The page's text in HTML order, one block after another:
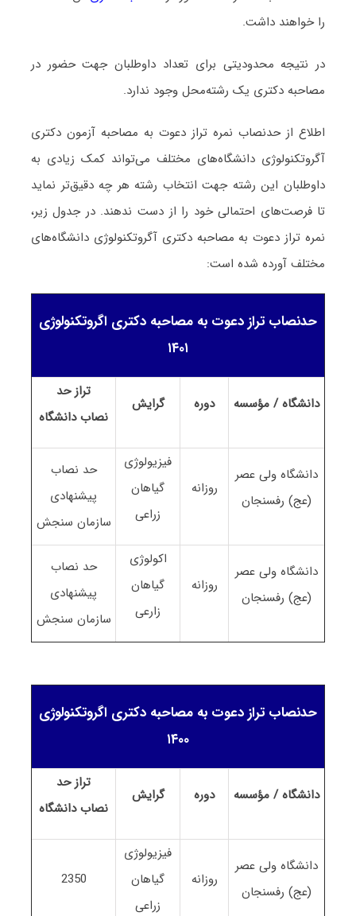
را خواهند داشت.
در نتیجه محدودیتی برای تعداد داوطلبان جهت حضور در
مصاحبه دکتری یک رشته‌محل وجود ندارد.
اطلاع از حدنصاب نمره تراز دعوت به مصاحبه آزمون دکتری
آگروتکنولوژی دانشگاه‌های مختلف می‌تواند کمک زیادی به
داوطلبان این رشته جهت انتخاب رشته هر چه دقیق‌تر نماید
تا فرصت‌های احتمالی خود را از دست ندهند. در جدول زیر،
نمره تراز دعوت به مصاحبه دکتری آگروتکنولوژی دانشگاه‌های
مختلف آورده شده است:
حدنصاب تراز دعوت به مصاحبه دکتری اگروتکنولوژی
۱۴۰۱
دانشگاه / مؤسسه دوره گرایش
تراز حد
نصاب دانشگاه
دانشگاه ولی عصر
(عج) رفسنجان
روزانه
فیزیولوژی
گیاهان
زراعی
حد نصاب
پیشنهادی
سازمان سنجش
دانشگاه ولی عصر
(عج) رفسنجان
روزانه
اکولوژی
گیاهان
زارعی
حد نصاب
پیشنهادی
سازمان سنجش
حدنصاب تراز دعوت به مصاحبه دکتری اگروتکنولوژی
۱۴۰۰
دانشگاه / مؤسسه دوره گرایش
تراز حد
نصاب دانشگاه
دانشگاه ولی عصر
(عج) رفسنجان
روزانه
فیزیولوژی
گیاهان
زراعی
2350